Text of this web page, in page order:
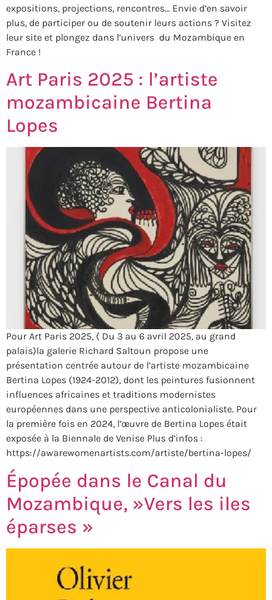
expositions, projections, rencontres… Envie d’en savoir
plus, de participer ou de soutenir leurs actions ? Visitez
leur site et plongez dans l’univers du Mozambique en
France !
Art Paris 2025 : l’artiste
mozambicaine Bertina
Lopes
Pour Art Paris 2025, ( Du 3 au 6 avril 2025, au grand
palais)la galerie Richard Saltoun propose une
présentation centrée autour de l’artiste mozambicaine
Bertina Lopes (1924-2012), dont les peintures fusionnent
influences africaines et traditions modernistes
européennes dans une perspective anticolonialiste. Pour
la première fois en 2024, l’œuvre de Bertina Lopes était
exposée à la Biennale de Venise Plus d’infos :
https://awarewomenartists.com/artiste/bertina-lopes/
Épopée dans le Canal du
Mozambique, »Vers les iles
éparses »